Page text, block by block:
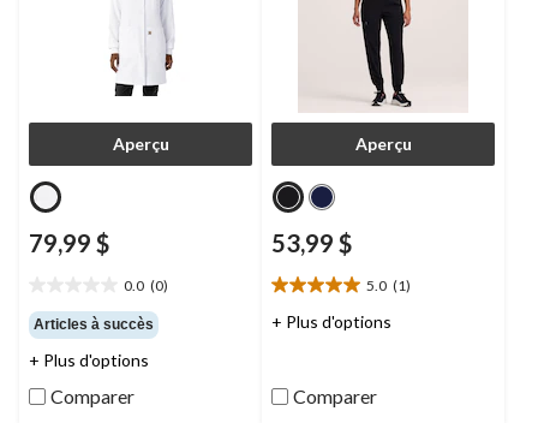
Aperçu
79,99 $
0.0 (0)
étoile(s)
sur
5.
Articles à succès
+ Plus d'options
Comparer
Aperçu
53,99 $
5.0 (1)
5.0
étoile(s)
1
évaluation
+ Plus d'options
Comparer